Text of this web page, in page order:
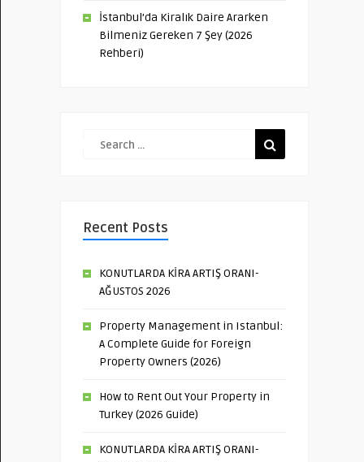
İstanbul’da Kiralık Daire Ararken
Bilmeniz Gereken 7 Şey (2026
Rehberi)
Recent Posts
KONUTLARDA KİRA ARTIŞ ORANI-
AĞUSTOS 2026
Property Management in Istanbul:
A Complete Guide for Foreign
Property Owners (2026)
How to Rent Out Your Property in
Turkey (2026 Guide)
KONUTLARDA KİRA ARTIŞ ORANI-